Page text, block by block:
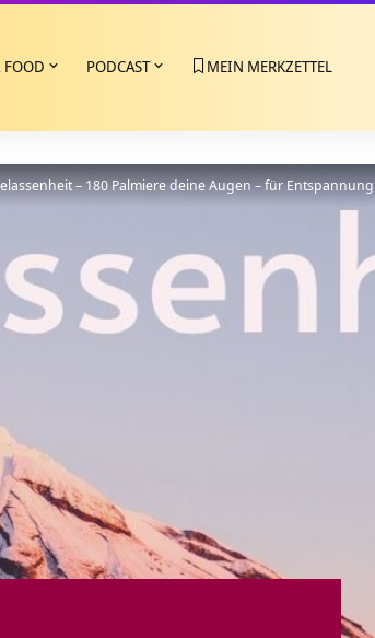
FOOD PODCAST MEIN MERKZETTEL
– 180 Palmiere deine Augen – für Entspannung